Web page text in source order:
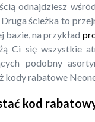
odnajdziesz
ścieżka to
bazie, na przykład
Ci się wszystkie
podobny
kody rabatowe
kod